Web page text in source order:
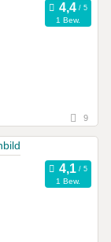
1 Bew.
9
1 Bew.